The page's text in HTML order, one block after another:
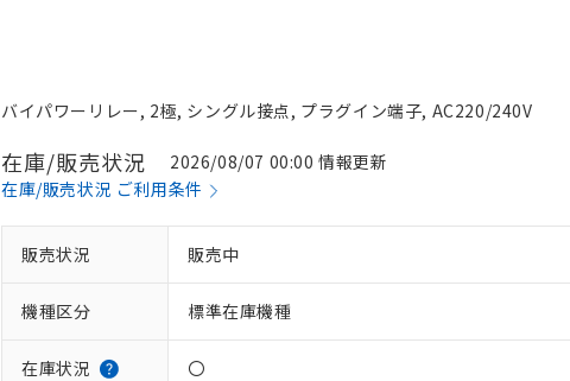
バイパワーリレー, 2極, シングル接点, プラグイン端子, AC220/240V
在庫/販売状況
2026/08/07 00:00 情報更新
在庫/販売状況 ご利用条件
販売状況 販売中
機種区分 標準在庫機種
在庫状況 〇